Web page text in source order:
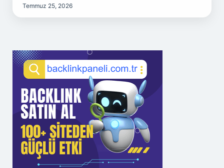
Temmuz 25, 2026